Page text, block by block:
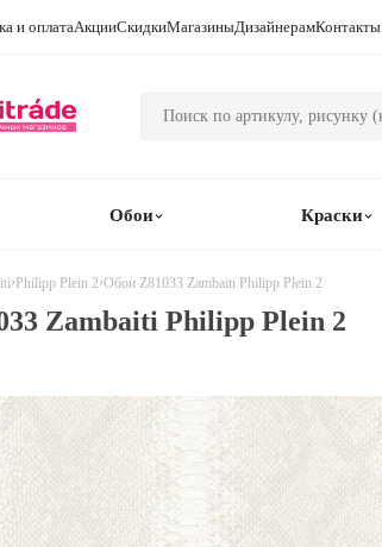
и оплатаАкцииСкидкиМагазиныДизайнерамКонтакты
Обои Краски
› Philipp Plein 2›Обои Z81033 Zambaiti Philipp Plein 2
Zambaiti Philipp Plein 2